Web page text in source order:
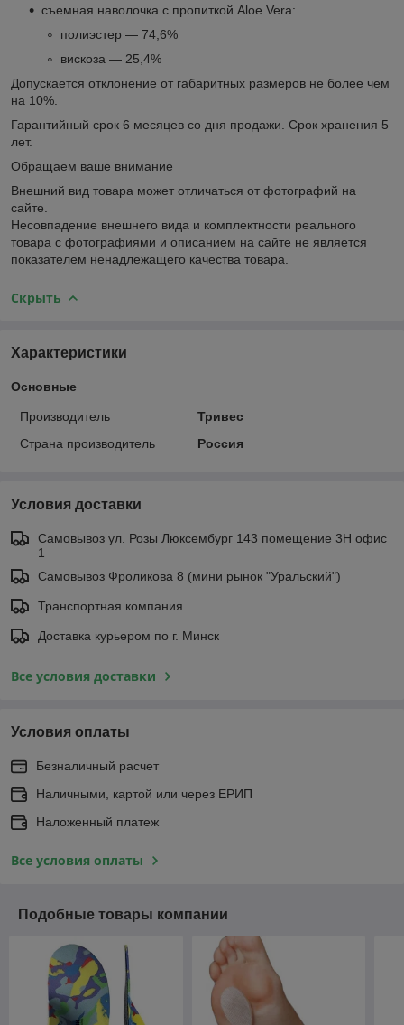
съемная наволочка с пропиткой Aloe Vera:
полиэстер — 74,6%
вискоза — 25,4%
Допускается отклонение от габаритных размеров не более чем
на 10%.
Гарантийный срок 6 месяцев со дня продажи. Срок хранения 5
лет.
Обращаем ваше внимание
Внешний вид товара может отличаться от фотографий на
сайте.
Несовпадение внешнего вида и комплектности реального
товара с фотографиями и описанием на сайте не является
показателем ненадлежащего качества товара.
Скрыть
Характеристики
Основные
Производитель
Тривес
Страна производитель
Россия
Условия доставки
Самовывоз ул. Розы Люксембург 143 помещение 3Н офис
1
Самовывоз Фроликова 8 (мини рынок "Уральский")
Транспортная компания
Доставка курьером по г. Минск
Все условия доставки
Условия оплаты
Безналичный расчет
Наличными, картой или через ЕРИП
Наложенный платеж
Все условия оплаты
Подобные товары компании